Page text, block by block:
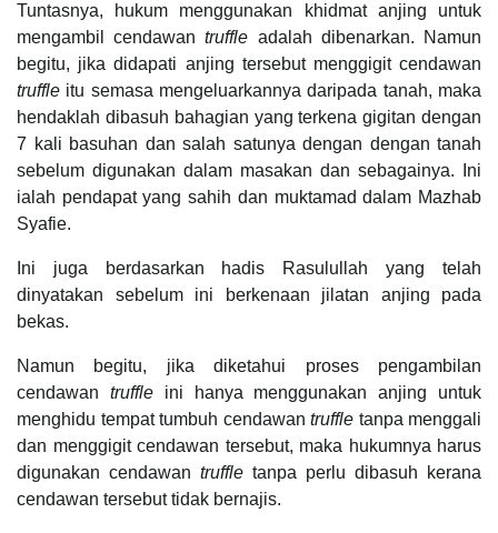
Tuntasnya, hukum menggunakan khidmat anjing untuk
mengambil cendawantruffle adalah dibenarkan. Namun
begitu, jika didapati anjing tersebut menggigit cendawan
truffle itu semasa mengeluarkannya daripada tanah, maka
hendaklah dibasuh bahagian yang terkena gigitan dengan
7 kali basuhan dan salah satunya dengan dengan tanah
sebelum digunakan dalam masakan dan sebagainya. Ini
ialah pendapat yang sahih dan muktamad dalam Mazhab
Syafie.
Ini juga berdasarkan hadis Rasulullah yang telah
dinyatakan sebelum ini berkenaan jilatan anjing pada
bekas.
Namun begitu, jika diketahui proses pengambilan
cendawan truffleini hanya menggunakan anjing untuk
menghidu tempat tumbuh cendawan truffle tanpa menggali
dan menggigit cendawan tersebut, maka hukumnya harus
digunakan cendawan truffle tanpa perlu dibasuh kerana
cendawan tersebut tidak bernajis.